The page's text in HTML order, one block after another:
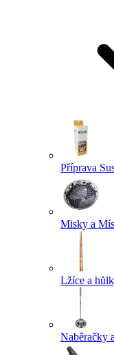
Příprava
Misky a
Lžíce a
Naběračky